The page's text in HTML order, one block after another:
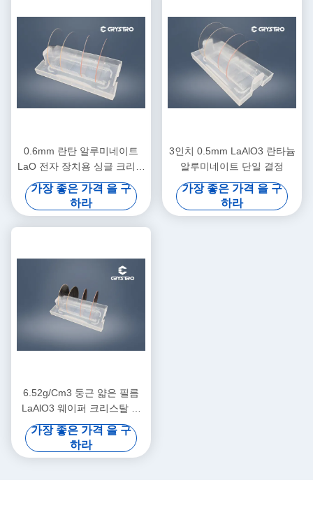
0.6mm 란탄 알루미네이트
LaO 전자 장치용 싱글 크리스
탈 웨이퍼
가장 좋은 가격 을 구
하라
3인치 0.5mm LaAlO3 란타늄
알루미네이트 단일 결정
가장 좋은 가격 을 구
하라
6.52g/Cm3 둥근 얇은 필름
LaAlO3 웨이퍼 크리스탈 듀
얼 사이드 폴리
가장 좋은 가격 을 구
하라